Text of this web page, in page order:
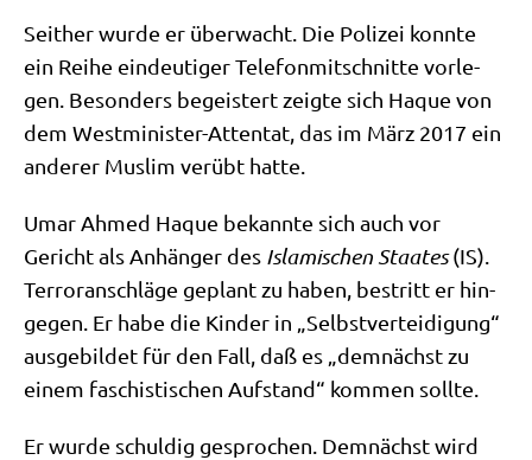
Seit­her wur­de er über­wacht. Die Poli­zei konn­te
ein Rei­he ein­deu­ti­ger Tele­fon­mit­schnit­te vor­le­
gen. Beson­ders begei­stert zeig­te sich Haque von
dem West­mi­ni­ster-Atten­tat, das im März 2017 ein
ande­rer Mus­lim ver­übt hatte.
Umar Ahmed Haque bekann­te sich auch vor
Gericht als Anhän­ger des Isla­mi­schen Staa­tes(IS).
Ter­ror­an­schlä­ge geplant zu haben, bestritt er hin­
ge­gen. Er habe die Kin­der in „Selbst­ver­tei­di­gung“
aus­ge­bil­det für den Fall, daß es „dem­nächst zu
einem faschi­sti­schen Auf­stand“ kom­men sollte.
Er wur­de schul­dig gespro­chen. Dem­nächst wird